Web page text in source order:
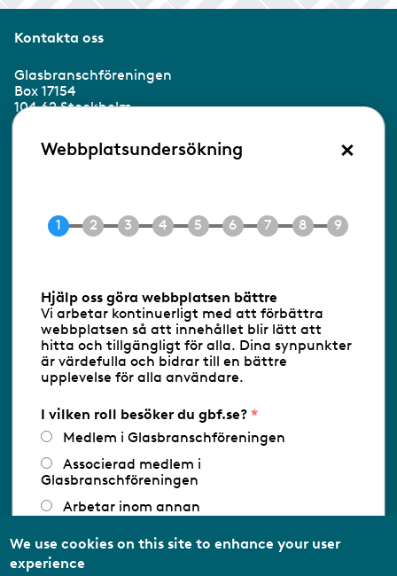
Kontakta oss
Glasbranschföreningen
Box 17154
104 62 Stockholm
Besöksadress:
Ringvägen 100
E-post info@gbf.se
Följ oss via RSS
Databasens namn:www.gbf.se-
Glasbranschföreningen AB - Ansvarig
utgivare: Sofia Wahlgren
Webbplatsundersökning ×
Hjälp oss göra webbplatsen bättre
Vi arbetar kontinuerligt med att förbättra
webbplatsen så att innehållet blir lätt att
hitta och tillgängligt för alla. Dina synpunkter
är värdefulla och bidrar till en bättre
upplevelse för alla användare.
I vilken roll besöker du gbf.se?
Medlem i Glasbranschföreningen
Associerad medlem i
Glasbranschföreningen
Arbetar inom annan
Utbildningsaktör
We use cookies on this site to enhance your user
experience